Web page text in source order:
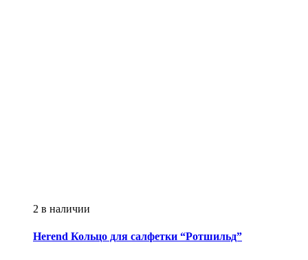
2 в наличии
Herend Кольцо для салфетки “Ротшильд”